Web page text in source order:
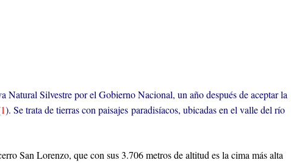
Natural Silvestre por el Gobierno Nacional, un año después de aceptar la
1). Se trata de tierras con paisajes paradisíacos, ubicadas en el valle del río
San Lorenzo, que con sus 3.706 metros de altitud es la cima más alta